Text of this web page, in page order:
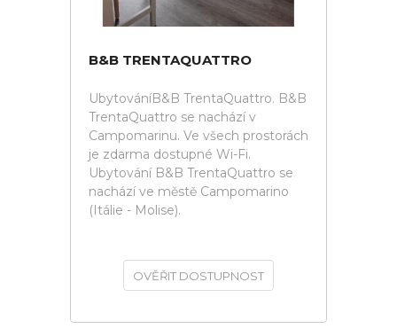
B&B TRENTAQUATTRO
UbytováníB&B TrentaQuattro. B&B
TrentaQuattro se nachází v
Campomarinu. Ve všech prostorách
je zdarma dostupné Wi-Fi.
Ubytování B&B TrentaQuattro se
nachází ve městě Campomarino
(Itálie - Molise).
OVĚŘIT DOSTUPNOST